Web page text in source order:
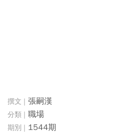
張嗣漢
職場
1544期